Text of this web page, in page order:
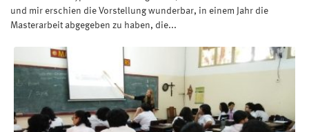
und mir erschien die Vorstellung wunderbar, in einem Jahr die
Masterarbeit abgegeben zu haben, die...